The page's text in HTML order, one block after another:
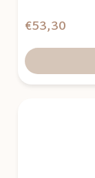
€53,30